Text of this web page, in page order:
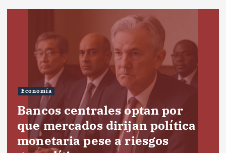
Economía
Bancos centrales optan por
que mercados dirijan política
monetaria pese a riesgos